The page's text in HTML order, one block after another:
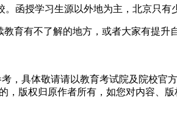
函授学习生源以外地为主，北京只有
育有不了解的地方，或者大家有提
，具体敬请请以教育考试院及院校官
版权归原作者所有，如您对内容、